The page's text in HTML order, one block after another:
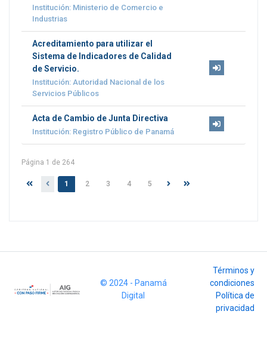
Institución: Ministerio de Comercio e
Industrias
Acreditamiento para utilizar el
Sistema de Indicadores de Calidad
de Servicio.
Institución: Autoridad Nacional de los
Servicios Públicos
Acta de Cambio de Junta Directiva
Institución: Registro Público de Panamá
Página 1 de 264
1 2 3 4 5
© 2024 - Panamá
Digital
Términos y
condiciones
Política de
privacidad